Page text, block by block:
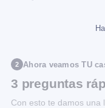
2 Ahora veamos TU
3 preguntas
Con esto te damos una